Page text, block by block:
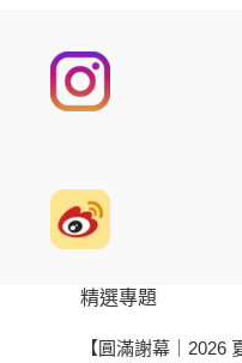
精選專題
【圓滿謝幕｜2026